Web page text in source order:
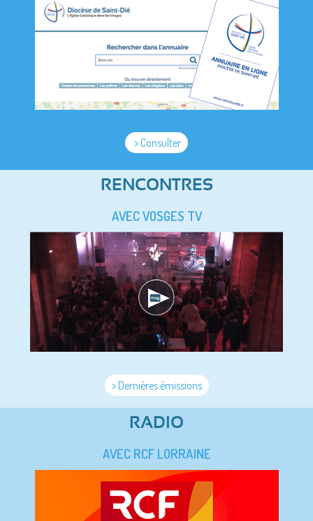
> Consulter
RENCONTRES
AVEC VOSGES TV
> Dernières émissions
RADIO
AVEC RCF LORRAINE